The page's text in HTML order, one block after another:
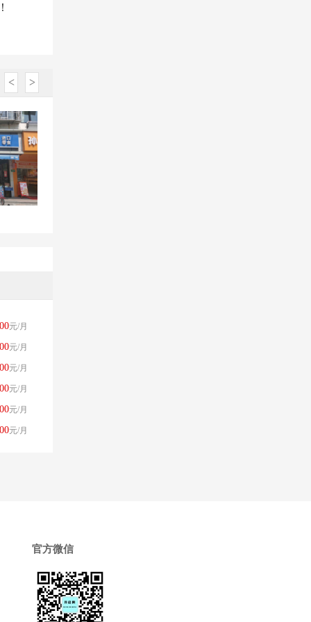
< >
元/月
元/月
元/月
元/月
元/月
元/月
官方微信